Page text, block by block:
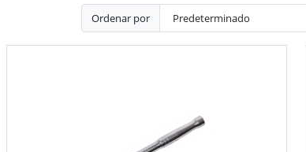
Ordenar por